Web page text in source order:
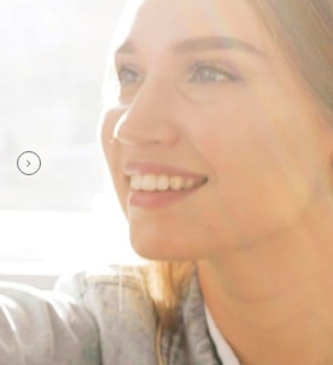
Nuno Ferreira
Parceiro confiável e
Escolher a Descomplicar.pt para
nosso site foi uma excelente
primeiro contacto, a equipa
profissional, atenciosa e
extremamente satisfeitos com
prestado e os resultados